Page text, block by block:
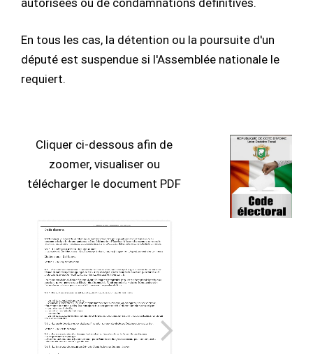
En tous les cas, la détention ou la poursuite d'un
député est suspendue si l'Assemblée nationale le
requiert.
Cliquer ci-dessous afin de
zoomer, visualiser ou
télécharger le document PDF